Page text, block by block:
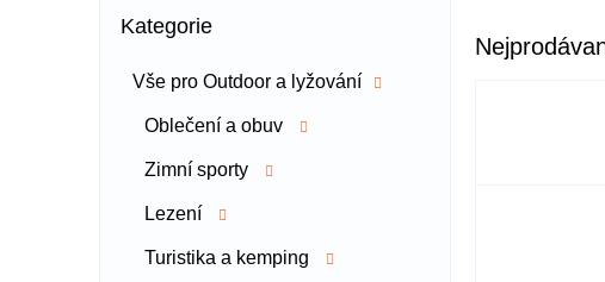
Přeskočit
kategorie
Kategorie
Vše pro Outdoor a lyžování
Oblečení a obuv
Zimní sporty
Lezení
Turistika a kemping